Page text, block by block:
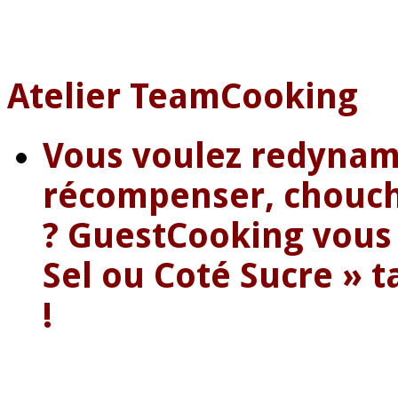
Atelier TeamCooking
Vous voulez
récompenser,
? GuestCooking
Sel ou Coté Sucre »
!